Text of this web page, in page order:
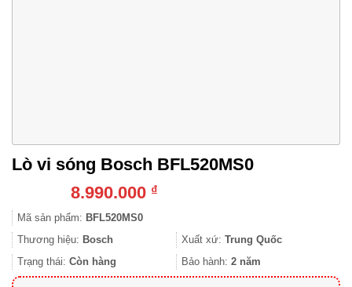
Lò vi sóng Bosch BFL520MS0
8.990.000 ₫
Mã sản phẩm: BFL520MS0
Thương hiệu: Bosch Xuất xứ: Trung Quốc
Trạng thái: Còn hàng Bảo hành: 2 năm